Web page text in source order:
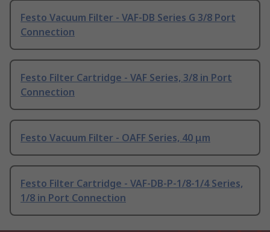
Festo Vacuum Filter - VAF-DB Series G 3/8 Port
Connection
Festo Filter Cartridge - VAF Series, 3/8 in Port
Connection
Festo Vacuum Filter - OAFF Series, 40 μm
Festo Filter Cartridge - VAF-DB-P-1/8-1/4 Series,
1/8 in Port Connection